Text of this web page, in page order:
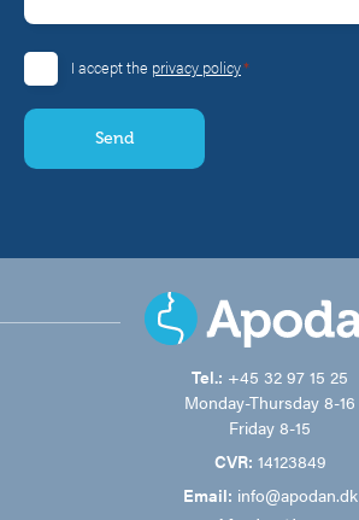
ConsentI accept the privacy policy*
Tel.: +45 32 97 15 25
Monday-Thursday 8-16
Friday 8-15
CVR: 14123849
Email: info@apodan.dk